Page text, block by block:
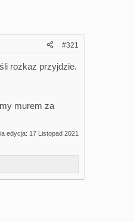
#321
rozkaz przyjdzie.
murem za
edycja: 17 Listopad 2021